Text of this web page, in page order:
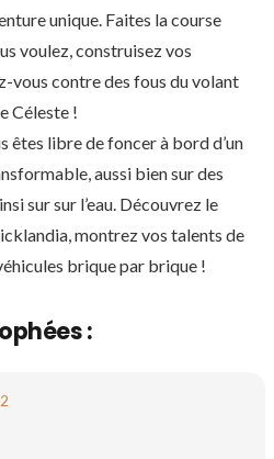
unique. Faites la course
voulez, construisez vos
vous contre des fous du volant
Céleste !
êtes libre de foncer à bord d’un
aussi bien sur des
sur sur l’eau. Découvrez le
montrez vos talents de
brique par brique !
: